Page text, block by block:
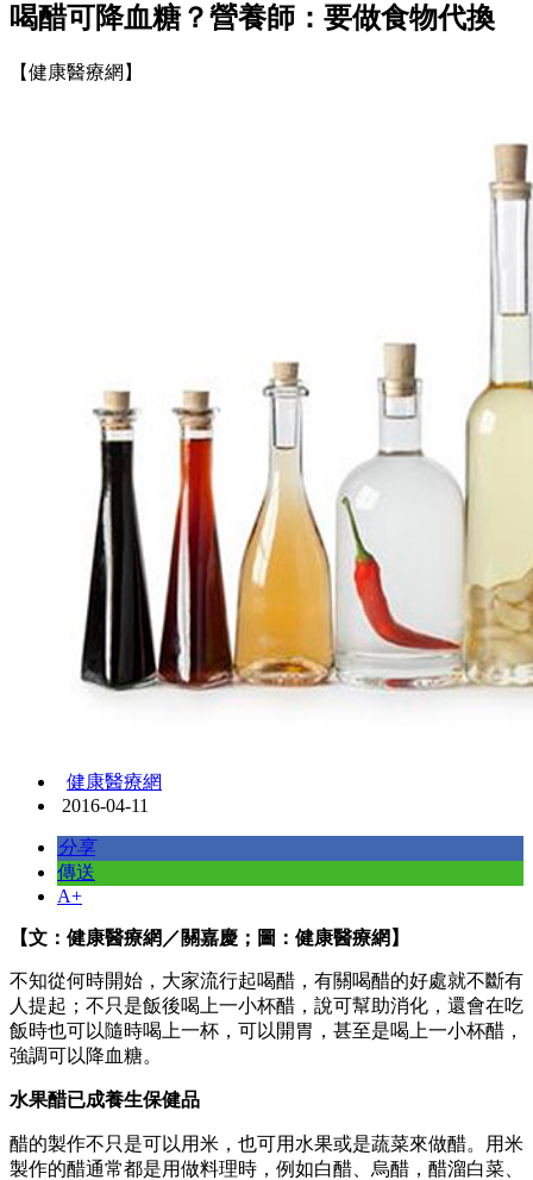
喝醋可降血糖？營養師：要做食物代換
【健康醫療網】
健康醫療網
2016-04-11
分享
傳送
A+
【文：健康醫療網／關嘉慶；圖：健康醫療網】
不知從何時開始，大家流行起喝醋，有關喝醋的好處就不斷有
人提起；不只是飯後喝上一小杯醋，說可幫助消化，還會在吃
飯時也可以隨時喝上一杯，可以開胃，甚至是喝上一小杯醋，
強調可以降血糖。
水果醋已成養生保健品
醋的製作不只是可以用米，也可用水果或是蔬菜來做醋。用米
製作的醋通常都是用做料理時，例如白醋、烏醋，醋溜白菜、